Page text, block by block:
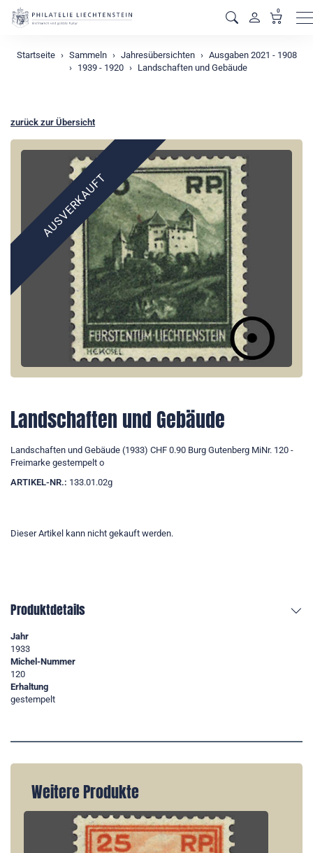
0
Startseite Sammeln Jahresübersichten
Ausgaben 2021 - 1908
1939 - 1920
Landschaften und Gebäude
zurück zur Übersicht
AUSVERKAUFT
Landschaften und Gebäude
Landschaften und Gebäude (1933) CHF 0.90 Burg Gutenberg MiNr. 120 -
Freimarke gestempelt o
ARTIKEL-NR.: 133.01.02g
Dieser Artikel kann nicht gekauft werden.
Produktdetails
Jahr
1933
Michel-Nummer
120
Erhaltung
gestempelt
Weitere Produkte